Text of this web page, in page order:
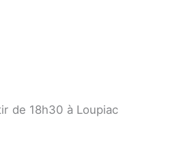
de 18h30 à Loupiac